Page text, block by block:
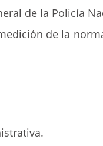
de la Policía
de la